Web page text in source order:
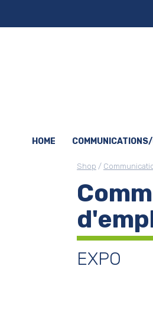
HOME
Shop /
EXPO